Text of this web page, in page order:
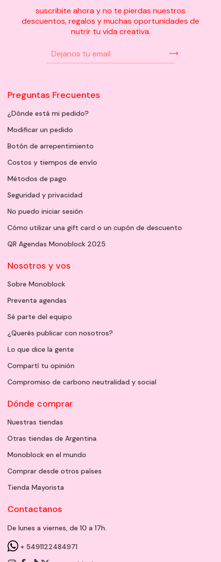
suscribite ahora y no te pierdas nuestros
descuentos, regalos y muchas oportunidades de
nutrir tu vida creativa.
Preguntas Frecuentes
¿Dónde está mi pedido?
Modificar un pedido
Botón de arrepentimiento
Costos y tiempos de envío
Métodos de pago
Seguridad y privacidad
No puedo iniciar sesión
Cómo utilizar una gift card o un cupón de descuento
QR Agendas Monoblock 2025
Nosotros y vos
Sobre Monoblock
Preventa agendas
Sé parte del equipo
¿Querés publicar con nosotros?
Lo que dice la gente
Compartí tu opinión
Compromiso de carbono neutralidad y social
Dónde comprar
Nuestras tiendas
Otras tiendas de Argentina
Monoblock en el mundo
Comprar desde otros países
Tienda Mayorista
Contactanos
De lunes a viernes, de 10 a 17h.
+ 5491122484971